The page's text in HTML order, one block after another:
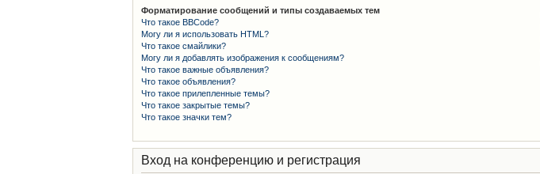
Форматирование сообщений и типы создаваемых тем
Что такое BBCode?
Могу ли я использовать HTML?
Что такое смайлики?
Могу ли я добавлять изображения к сообщениям?
Что такое важные объявления?
Что такое объявления?
Что такое прилепленные темы?
Что такое закрытые темы?
Что такое значки тем?
Вход на конференцию и регистрация